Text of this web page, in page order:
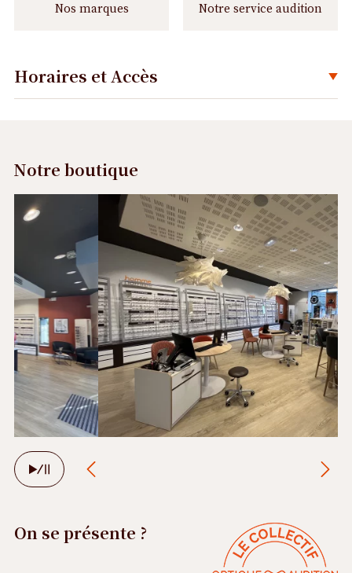
Nos marques Notre service audition
Horaires et Accès
Déplier
Notre boutique
Arrêter
le
défilement
automatique
Précédent
Suivant
On se présente ?